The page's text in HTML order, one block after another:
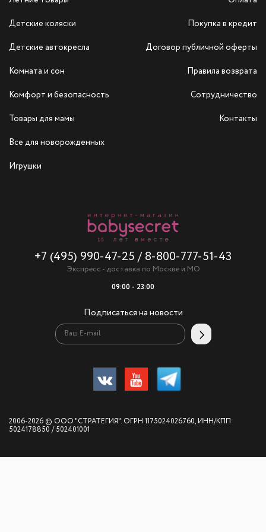
Детские коляски
Детские автокресла
Комната и сон
Комфорт и безопасность
Товары для мамы
Все для новорожденных
Игрушки
+7 (495) 990-47-25 / 8-800-777-51-43
Экспресс - доставка по Москве и МО
09:00 - 23:00
Подписаться на новости
Покупка в кредит
Договор публичной оферты
Правила возврата
Сотрудничество
Контакты
2006-2026 © ООО "СТРАТЕГИЯ". ОГРН 1175024026760, ИНН/КПП
5024178850 / 502401001